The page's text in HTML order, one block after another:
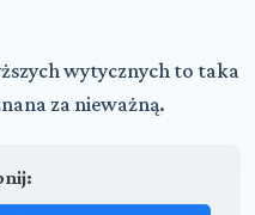
wytycznych to taka
za nieważną.